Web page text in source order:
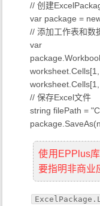
// 创建
var package =
// 添加工作表和数
var
// 保存Excel文件
string filePath =
使用EPPlus
要指明非商业